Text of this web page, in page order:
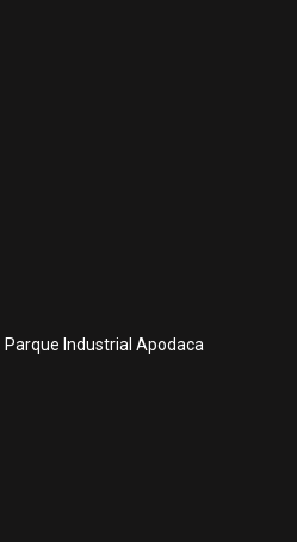
Industrial Apodaca